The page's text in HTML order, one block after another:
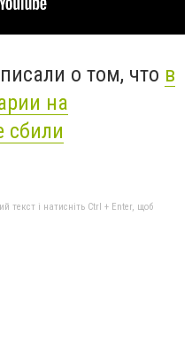
о том, что в
на
сбили
текст і натисніть Ctrl + Enter, щоб